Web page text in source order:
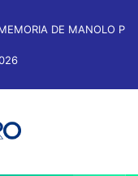
DE MANOLO